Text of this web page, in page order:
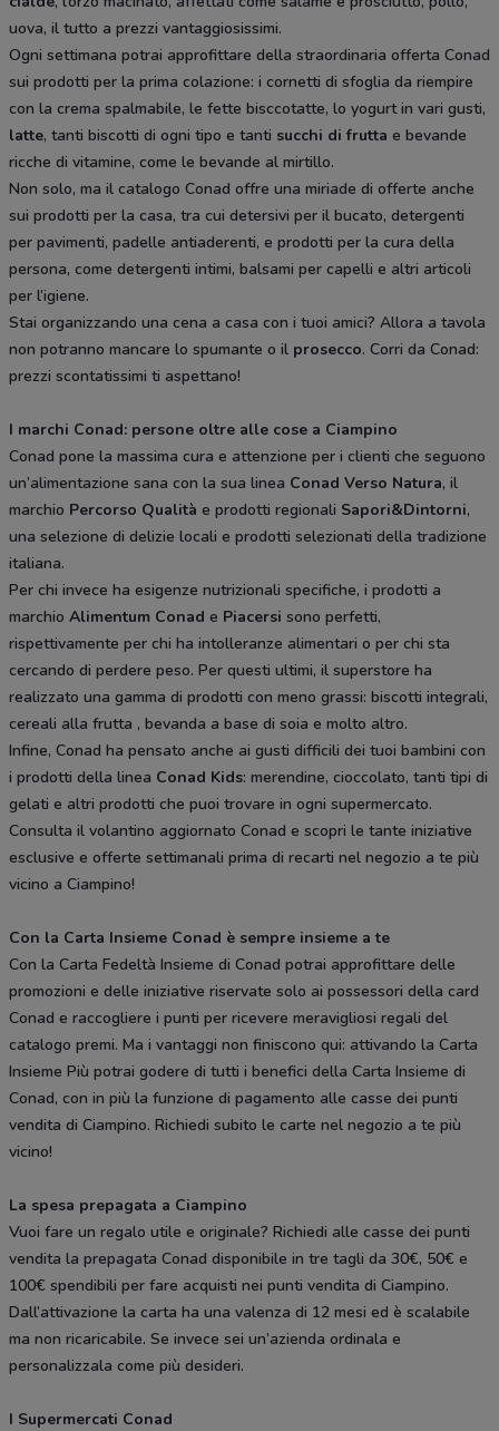
uova, il tutto a prezzi vantaggiosissimi.
Ogni settimana potrai approfittare della straordinaria offerta Conad
sui prodotti per la prima colazione: i cornetti di sfoglia da riempire
con la crema spalmabile, le fette bisccotatte, lo yogurt in vari gusti,
latte, tanti biscotti di ogni tipo e tanti succhi di frutta e bevande
ricche di vitamine, come le bevande al mirtillo.
Non solo, ma il catalogo Conad offre una miriade di offerte anche
sui prodotti per la casa, tra cui detersivi per il bucato, detergenti
per pavimenti, padelle antiaderenti, e prodotti per la cura della
persona, come detergenti intimi, balsami per capelli e altri articoli
per l’igiene.
Stai organizzando una cena a casa con i tuoi amici? Allora a tavola
non potranno mancare lo spumante o il prosecco. Corri da Conad:
prezzi scontatissimi ti aspettano!
I marchi Conad: persone oltre alle cose a Ciampino
Conad pone la massima cura e attenzione per i clienti che seguono
un’alimentazione sana con la sua linea Conad Verso Natura, il
marchio Percorso Qualità e prodotti regionali Sapori&Dintorni,
una selezione di delizie locali e prodotti selezionati della tradizione
italiana.
Per chi invece ha esigenze nutrizionali specifiche, i prodotti a
marchio Alimentum Conad e Piacersi sono perfetti,
rispettivamente per chi ha intolleranze alimentari o per chi sta
cercando di perdere peso. Per questi ultimi, il superstore ha
realizzato una gamma di prodotti con meno grassi: biscotti integrali,
cereali alla frutta , bevanda a base di soia e molto altro.
Infine, Conad ha pensato anche ai gusti difficili dei tuoi bambini con
i prodotti della linea Conad Kids: merendine, cioccolato, tanti tipi di
gelati e altri prodotti che puoi trovare in ogni supermercato.
Consulta il volantino aggiornato Conad e scopri le tante iniziative
esclusive e offerte settimanali prima di recarti nel negozio a te più
vicino a Ciampino!
Con la Carta Insieme Conad è sempre insieme a te
Con la Carta Fedeltà Insieme di Conad potrai approfittare delle
promozioni e delle iniziative riservate solo ai possessori della card
Conad e raccogliere i punti per ricevere meravigliosi regali del
catalogo premi. Ma i vantaggi non finiscono qui: attivando la Carta
Insieme Più potrai godere di tutti i benefici della Carta Insieme di
Conad, con in più la funzione di pagamento alle casse dei punti
vendita di Ciampino. Richiedi subito le carte nel negozio a te più
vicino!
La spesa prepagata a Ciampino
Vuoi fare un regalo utile e originale? Richiedi alle casse dei punti
vendita la prepagata Conad disponibile in tre tagli da 30€, 50€ e
100€ spendibili per fare acquisti nei punti vendita di Ciampino.
Dall’attivazione la carta ha una valenza di 12 mesi ed è scalabile
ma non ricaricabile. Se invece sei un’azienda ordinala e
personalizzala come più desideri.
I Supermercati Conad